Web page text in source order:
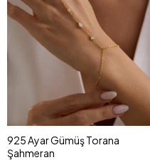
925 Ayar Gümüş Torana
Şahmeran